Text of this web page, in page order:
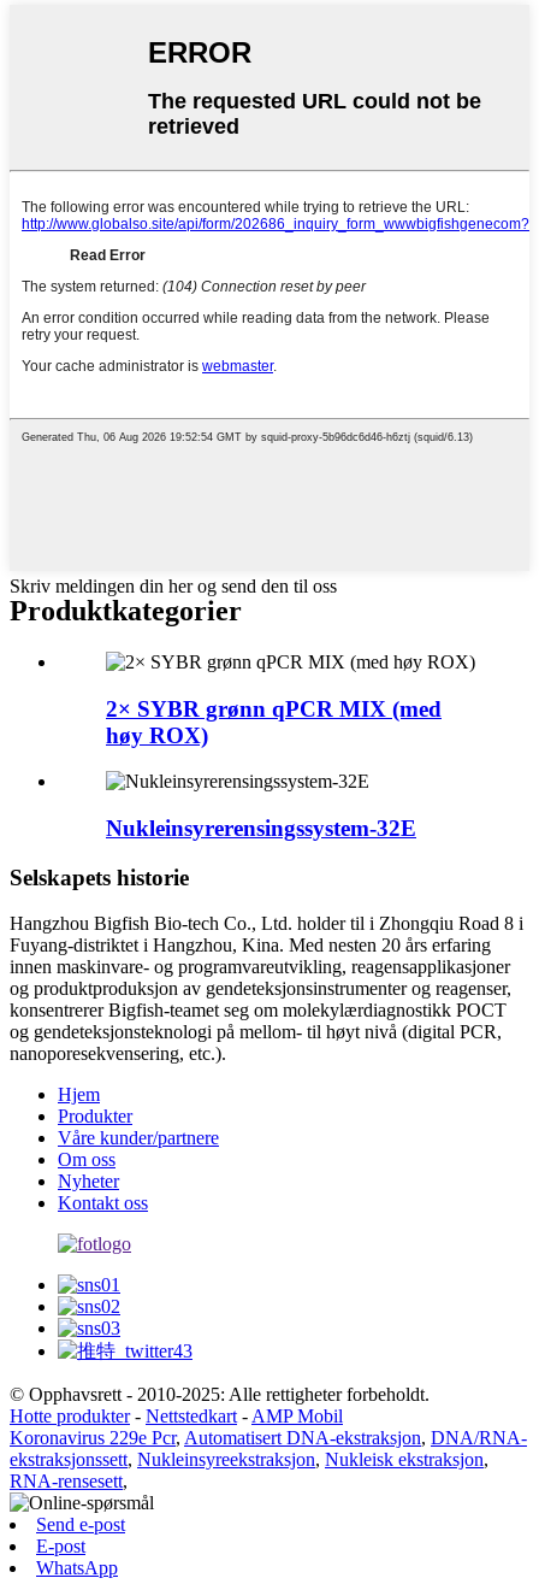
Skriv meldingen din her og send den til oss
Produktkategorier
2× SYBR grønn qPCR MIX (med
høy ROX)
Nukleinsyrerensingssystem-32E
Selskapets historie
Hangzhou Bigfish Bio-tech Co., Ltd. holder til i Zhongqiu Road 8 i
Fuyang-distriktet i Hangzhou, Kina. Med nesten 20 års erfaring
innen maskinvare- og programvareutvikling, reagensapplikasjoner
og produktproduksjon av gendeteksjonsinstrumenter og reagenser,
konsentrerer Bigfish-teamet seg om molekylærdiagnostikk POCT
og gendeteksjonsteknologi på mellom- til høyt nivå (digital PCR,
nanoporesekvensering, etc.).
Hjem
Produkter
Våre kunder/partnere
Om oss
Nyheter
Kontakt oss
© Opphavsrett - 2010-2025: Alle rettigheter forbeholdt.
Hotte produkter- Nettstedkart - AMP Mobil
Koronavirus 229e Pcr, Automatisert DNA-ekstraksjon, DNA/RNA-
ekstraksjonssett, Nukleinsyreekstraksjon, Nukleisk ekstraksjon,
RNA-rensesett,
Send e-post
E-post
WhatsApp